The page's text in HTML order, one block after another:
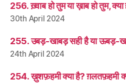
256. ख़्वाब हो तुम या ख़ाब हो तुम,
30th April 2024
255. उबड़-खाबड़ सही है या ऊबड़-
24th April 2024
254. ख़ुशफ़हमी क्या है? ग़लतफ़हमी